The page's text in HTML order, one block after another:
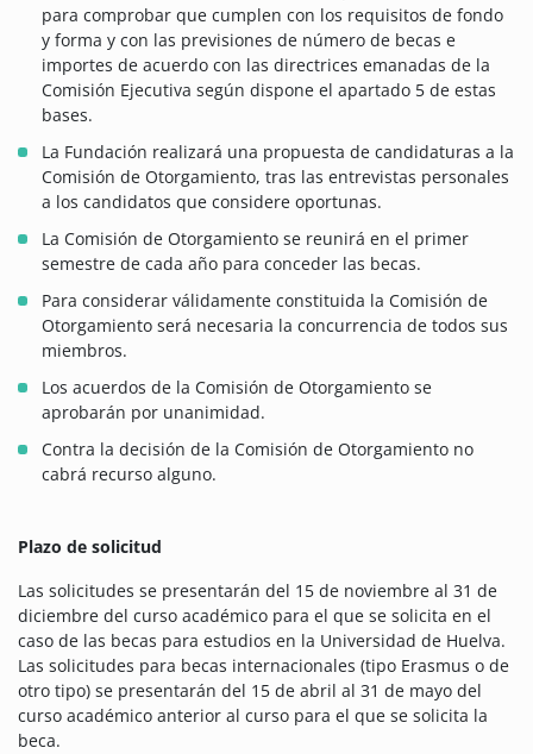
para comprobar que cumplen con los requisitos de fondo
y forma y con las previsiones de número de becas e
importes de acuerdo con las directrices emanadas de la
Comisión Ejecutiva según dispone el apartado 5 de estas
bases.
La Fundación realizará una propuesta de candidaturas a la
Comisión de Otorgamiento, tras las entrevistas personales
a los candidatos que considere oportunas.
La Comisión de Otorgamiento se reunirá en el primer
semestre de cada año para conceder las becas.
Para considerar válidamente constituida la Comisión de
Otorgamiento será necesaria la concurrencia de todos sus
miembros.
Los acuerdos de la Comisión de Otorgamiento se
aprobarán por unanimidad.
Contra la decisión de la Comisión de Otorgamiento no
cabrá recurso alguno.
Plazo de solicitud
Las solicitudes se presentarán del 15 de noviembre al 31 de
diciembre del curso académico para el que se solicita en el
caso de las becas para estudios en la Universidad de Huelva.
Las solicitudes para becas internacionales (tipo Erasmus o de
otro tipo) se presentarán del 15 de abril al 31 de mayo del
curso académico anterior al curso para el que se solicita la
beca.